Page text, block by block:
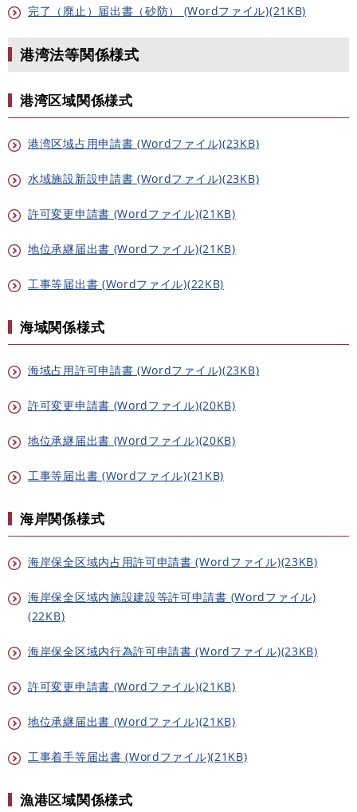
完了（廃止）届出書（砂防） (Wordファイル)(21KB)
港湾法等関係様式
港湾区域関係様式
港湾区域占用申請書 (Wordファイル)(23KB)
水域施設新設申請書 (Wordファイル)(23KB)
許可変更申請書 (Wordファイル)(21KB)
地位承継届出書 (Wordファイル)(21KB)
工事等届出書 (Wordファイル)(22KB)
海域関係様式
海域占用許可申請書 (Wordファイル)(23KB)
許可変更申請書 (Wordファイル)(20KB)
地位承継届出書 (Wordファイル)(20KB)
工事等届出書 (Wordファイル)(21KB)
海岸関係様式
海岸保全区域内占用許可申請書 (Wordファイル)(23KB)
海岸保全区域内施設建設等許可申請書 (Wordファイル)
(22KB)
海岸保全区域内行為許可申請書 (Wordファイル)(23KB)
許可変更申請書 (Wordファイル)(21KB)
地位承継届出書 (Wordファイル)(21KB)
工事着手等届出書 (Wordファイル)(21KB)
漁港区域関係様式